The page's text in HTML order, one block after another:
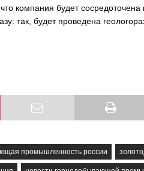
компания будет сосредоточена
так, будет проведена
промышленность россии